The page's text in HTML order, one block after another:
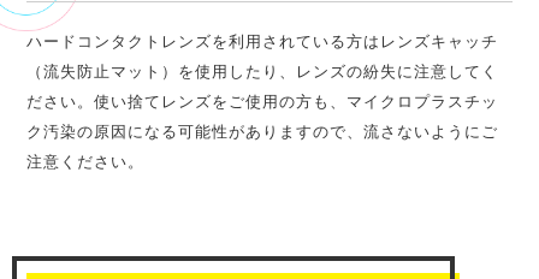
ハードコンタクトレンズを利用されている方はレンズキャッチ
（流失防止マット）を使用したり、レンズの紛失に注意してく
ださい。使い捨てレンズをご使用の方も、マイクロプラスチッ
ク汚染の原因になる可能性がありますので、流さないようにご
注意ください。